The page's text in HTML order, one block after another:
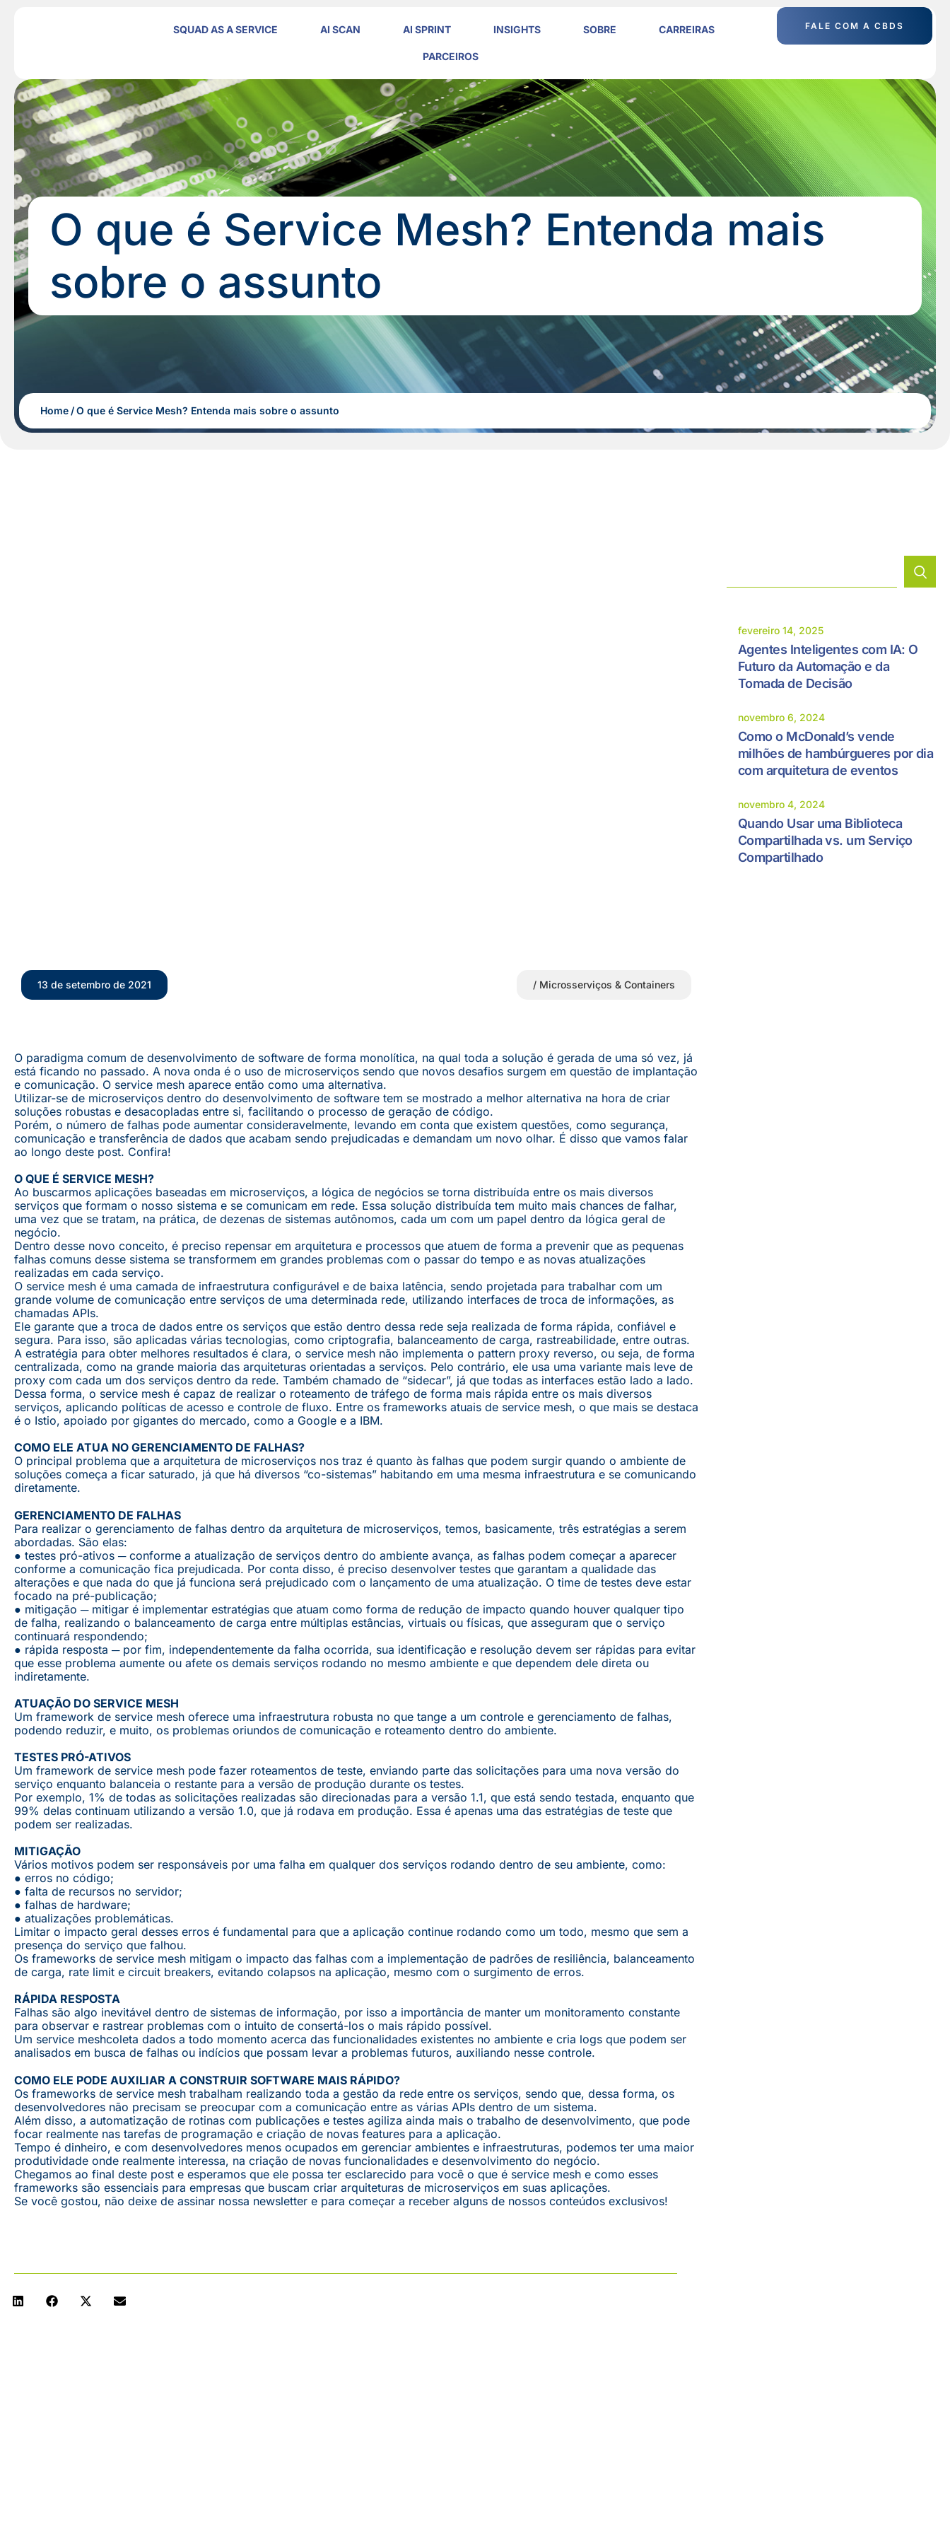
SQUAD AS A SERVICE AI SCAN AI SPRINT INSIGHTS SOBRE CARREIRAS
PARCEIROS
FALE COM A CBDS
O que é Service Mesh? Entenda mais
sobre o assunto
Home O que é Service Mesh? Entenda mais sobre o assunto
13 de setembro de 2021 / Microsserviços & Containers
O paradigma comum de desenvolvimento de software de forma monolítica, na qual toda a solução é gerada de uma só vez, já
está ficando no passado. A nova onda é o uso de microserviços sendo que novos desafios surgem em questão de implantação
e comunicação. O service mesh aparece então como uma alternativa.
Utilizar-se de microserviços dentro do desenvolvimento de software tem se mostrado a melhor alternativa na hora de criar
soluções robustas e desacopladas entre si, facilitando o processo de geração de código.
Porém, o número de falhas pode aumentar consideravelmente, levando em conta que existem questões, como segurança,
comunicação e transferência de dados que acabam sendo prejudicadas e demandam um novo olhar. É disso que vamos falar
ao longo deste post. Confira!
O QUE É SERVICE MESH?
Ao buscarmos aplicações baseadas em microserviços, a lógica de negócios se torna distribuída entre os mais diversos
serviços que formam o nosso sistema e se comunicam em rede. Essa solução distribuída tem muito mais chances de falhar,
uma vez que se tratam, na prática, de dezenas de sistemas autônomos, cada um com um papel dentro da lógica geral de
negócio.
Dentro desse novo conceito, é preciso repensar em arquitetura e processos que atuem de forma a prevenir que as pequenas
falhas comuns desse sistema se transformem em grandes problemas com o passar do tempo e as novas atualizações
realizadas em cada serviço.
O service mesh é uma camada de infraestrutura configurável e de baixa latência, sendo projetada para trabalhar com um
grande volume de comunicação entre serviços de uma determinada rede, utilizando interfaces de troca de informações, as
chamadas APIs.
Ele garante que a troca de dados entre os serviços que estão dentro dessa rede seja realizada de forma rápida, confiável e
segura. Para isso, são aplicadas várias tecnologias, como criptografia, balanceamento de carga, rastreabilidade, entre outras.
A estratégia para obter melhores resultados é clara, o service mesh não implementa o pattern proxy reverso, ou seja, de forma
centralizada, como na grande maioria das arquiteturas orientadas a serviços. Pelo contrário, ele usa uma variante mais leve de
proxy com cada um dos serviços dentro da rede. Também chamado de “sidecar”, já que todas as interfaces estão lado a lado.
Dessa forma, o service mesh é capaz de realizar o roteamento de tráfego de forma mais rápida entre os mais diversos
serviços, aplicando políticas de acesso e controle de fluxo. Entre os frameworks atuais de service mesh, o que mais se destaca
é o Istio, apoiado por gigantes do mercado, como a Google e a IBM.
COMO ELE ATUA NO GERENCIAMENTO DE FALHAS?
O principal problema que a arquitetura de microserviços nos traz é quanto às falhas que podem surgir quando o ambiente de
soluções começa a ficar saturado, já que há diversos “co-sistemas” habitando em uma mesma infraestrutura e se comunicando
diretamente.
GERENCIAMENTO DE FALHAS
Para realizar o gerenciamento de falhas dentro da arquitetura de microserviços, temos, basicamente, três estratégias a serem
abordadas. São elas:
● testes pró-ativos ─ conforme a atualização de serviços dentro do ambiente avança, as falhas podem começar a aparecer
conforme a comunicação fica prejudicada. Por conta disso, é preciso desenvolver testes que garantam a qualidade das
alterações e que nada do que já funciona será prejudicado com o lançamento de uma atualização. O time de testes deve estar
focado na pré-publicação;
● mitigação ─ mitigar é implementar estratégias que atuam como forma de redução de impacto quando houver qualquer tipo
de falha, realizando o balanceamento de carga entre múltiplas estâncias, virtuais ou físicas, que asseguram que o serviço
continuará respondendo;
● rápida resposta ─ por fim, independentemente da falha ocorrida, sua identificação e resolução devem ser rápidas para evitar
que esse problema aumente ou afete os demais serviços rodando no mesmo ambiente e que dependem dele direta ou
indiretamente.
ATUAÇÃO DO SERVICE MESH
Um framework de service mesh oferece uma infraestrutura robusta no que tange a um controle e gerenciamento de falhas,
podendo reduzir, e muito, os problemas oriundos de comunicação e roteamento dentro do ambiente.
TESTES PRÓ-ATIVOS
Um framework de service mesh pode fazer roteamentos de teste, enviando parte das solicitações para uma nova versão do
serviço enquanto balanceia o restante para a versão de produção durante os testes.
Por exemplo, 1% de todas as solicitações realizadas são direcionadas para a versão 1.1, que está sendo testada, enquanto que
99% delas continuam utilizando a versão 1.0, que já rodava em produção. Essa é apenas uma das estratégias de teste que
podem ser realizadas.
MITIGAÇÃO
Vários motivos podem ser responsáveis por uma falha em qualquer dos serviços rodando dentro de seu ambiente, como:
● erros no código;
● falta de recursos no servidor;
● falhas de hardware;
● atualizações problemáticas.
Limitar o impacto geral desses erros é fundamental para que a aplicação continue rodando como um todo, mesmo que sem a
presença do serviço que falhou.
Os frameworks de service mesh mitigam o impacto das falhas com a implementação de padrões de resiliência, balanceamento
de carga, rate limit e circuit breakers, evitando colapsos na aplicação, mesmo com o surgimento de erros.
RÁPIDA RESPOSTA
Falhas são algo inevitável dentro de sistemas de informação, por isso a importância de manter um monitoramento constante
para observar e rastrear problemas com o intuito de consertá-los o mais rápido possível.
Um service meshcoleta dados a todo momento acerca das funcionalidades existentes no ambiente e cria logs que podem ser
analisados em busca de falhas ou indícios que possam levar a problemas futuros, auxiliando nesse controle.
COMO ELE PODE AUXILIAR A CONSTRUIR SOFTWARE MAIS RÁPIDO?
Os frameworks de service mesh trabalham realizando toda a gestão da rede entre os serviços, sendo que, dessa forma, os
desenvolvedores não precisam se preocupar com a comunicação entre as várias APIs dentro de um sistema.
Além disso, a automatização de rotinas com publicações e testes agiliza ainda mais o trabalho de desenvolvimento, que pode
focar realmente nas tarefas de programação e criação de novas features para a aplicação.
Tempo é dinheiro, e com desenvolvedores menos ocupados em gerenciar ambientes e infraestruturas, podemos ter uma maior
produtividade onde realmente interessa, na criação de novas funcionalidades e desenvolvimento do negócio.
Chegamos ao final deste post e esperamos que ele possa ter esclarecido para você o que é service mesh e como esses
frameworks são essenciais para empresas que buscam criar arquiteturas de microserviços em suas aplicações.
Se você gostou, não deixe de assinar nossa newsletter e para começar a receber alguns de nossos conteúdos exclusivos!
Agentes Inteligentes com IA: O
Futuro da Automação e da
Tomada de Decisão
fevereiro 14, 2025
Como o McDonald’s vende
milhões de hambúrgueres por dia
com arquitetura de eventos
novembro 6, 2024
Quando Usar uma Biblioteca
Compartilhada vs. um Serviço
Compartilhado
novembro 4, 2024